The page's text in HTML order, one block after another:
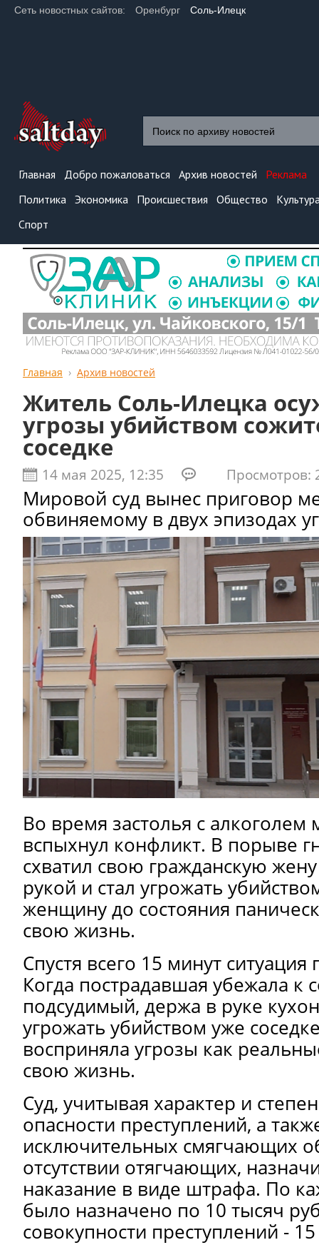
Сеть новостных сайтов: Оренбург Соль-Илецк
Главная Добро пожаловаться Архив новостей
Реклама
Политика Экономика Происшествия Общество
Спорт
Главная Архив новостей
Житель Соль-Илецка
угрозы убийством
соседке
14 мая 2025, 12:35 Просмотров:
Мировой суд вынес приговор
обвиняемому в двух эпизодах
Во время застолья с
вспыхнул конфликт. В порыве
схватил свою гражданскую
рукой и стал угрожать
женщину до состояния
свою жизнь.
Спустя всего 15 минут ситуация
Когда пострадавшая убежала к
подсудимый, держа в руке
угрожать убийством уже
восприняла угрозы как
свою жизнь.
Суд, учитывая характер и
опасности преступлений, а
исключительных смягчающих
отсутствии отягчающих,
наказание в виде штрафа. По
было назначено по 10 тысяч
совокупности преступлений -